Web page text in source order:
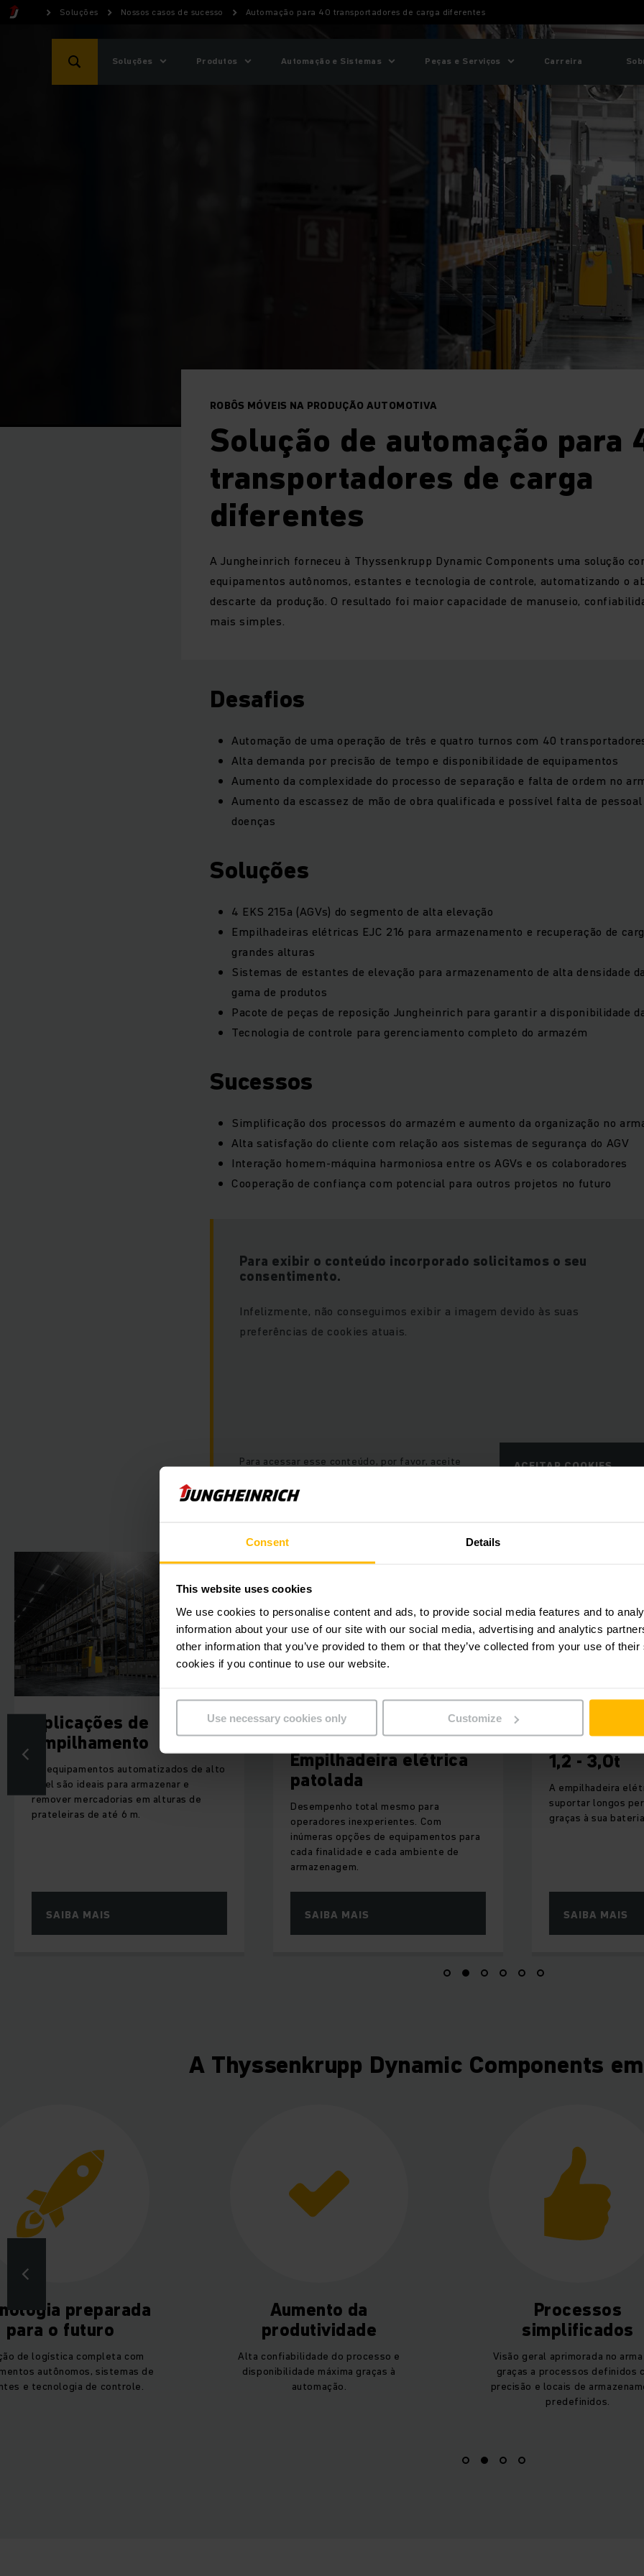
Consent Details
This website uses cookies
We use cookies to personalise content and ads, to provide social media features and to
information about your use of our site with our social media, advertising and analytics
other information that you’ve provided to them or that they’ve collected from your use of
cookies if you continue to use our website.
Use necessary cookies only Customize
Soluções Nossos casos de sucesso Automação para 40 transportadores de carga diferentes
Soluções Produtos Automação e Sistemas Peças e Serviços Carreira
ROBÔS MÓVEIS NA PRODUÇÃO AUTOMOTIVA
Solução de automação para
transportadores de carga
diferentes
A Jungheinrich forneceu à Thyssenkrupp Dynamic Components uma solução
equipamentos autônomos, estantes e tecnologia de controle, automatizando o
descarte da produção. O resultado foi maior capacidade de manuseio,
mais simples.
Desafios
Automação de uma operação de três e quatro turnos com 40
Alta demanda por precisão de tempo e disponibilidade de equipamentos
Aumento da complexidade do processo de separação e falta de ordem no
Aumento da escassez de mão de obra qualificada e possível falta de
doenças
Soluções
4 EKS 215a (AGVs) do segmento de alta elevação
Empilhadeiras elétricas EJC 216 para armazenamento e recuperação de
grandes alturas
Sistemas de estantes de elevação para armazenamento de alta densidade
gama de produtos
Pacote de peças de reposição Jungheinrich para garantir a disponibilidade
Tecnologia de controle para gerenciamento completo do armazém
Sucessos
Simplificação dos processos do armazém e aumento da organização no
Alta satisfação do cliente com relação aos sistemas de segurança do AGV
Interação homem-máquina harmoniosa entre os AGVs e os colaboradores
Cooperação de confiança com potencial para outros projetos no futuro
Para exibir o conteúdo incorporado solicitamos o seu
consentimento.
Infelizmente, não conseguimos exibir a imagem devido às suas
preferências de cookies atuais.
Para acessar esse conteúdo, por favor, aceite
ACEITAR COOKIES
de alto
de
PARA CURTAS DISTÂNCIAS COM
OPERADOR A PÉ
Empilhadeira elétrica
patolada
Desempenho total mesmo para
operadores inexperientes. Com
inúmeras opções de equipamentos para
cada finalidade e cada ambiente de
EJC 212–230
Empilhadeira patolada
1,2 - 3,0t
A empilhadeira elétrica patolada pode
suportar longos períodos de operação
graças à sua bateria elétrica.
A Thyssenkrupp Dynamic Components
preparada
para o futuro
de logística completa com
autônomos, sistemas de
e tecnologia de controle.
Aumento da
produtividade
Alta confiabilidade do processo e
disponibilidade máxima graças à
automação.
Processos
simplificados
Visão geral aprimorada no
graças a processos definidos
precisão e locais de
predefinidos.